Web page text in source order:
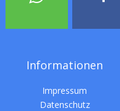
Informationen
Impressum
Datenschutz